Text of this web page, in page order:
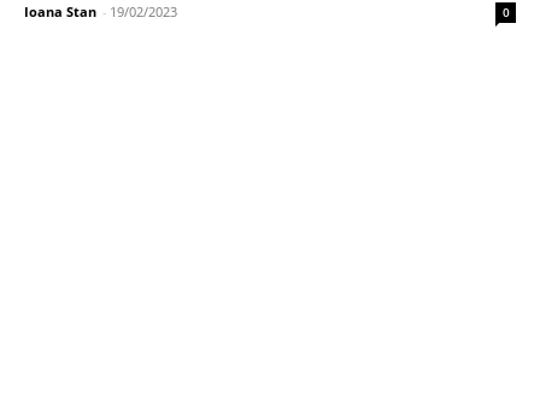
Ioana Stan - 19/02/2023 0